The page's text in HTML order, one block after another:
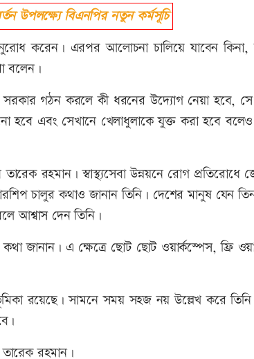
উপলক্ষ্যে বিএনপির নতুন কর্মসূচি
করেন। এরপর আলোচনা চালিয়ে যাবেন কিনা,
বলেন।
সরকার গঠন করলে কী ধরনের উদ্যোগ নেয়া হবে,
হবে এবং সেখানে খেলাধুলাকে যুক্ত করা হবে
রহমান। স্বাস্থ্যসেবা উন্নয়নে রোগ প্রতিরোধে
চালুর কথাও জানান তিনি। দেশের মানুষ যেন
আশ্বাস দেন তিনি।
জানান। এ ক্ষেত্রে ছোট ছোট ওয়ার্কস্পেস, ফ্রি
রয়েছে। সামনে সময় সহজ নয় উল্লেখ করে
রহমান।